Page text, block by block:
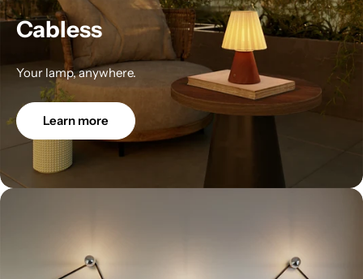
Cabless
Your lamp, anywhere.
Learn more